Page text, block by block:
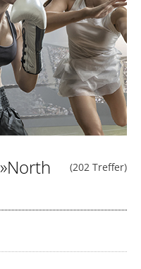
(202 Treffer)
»North